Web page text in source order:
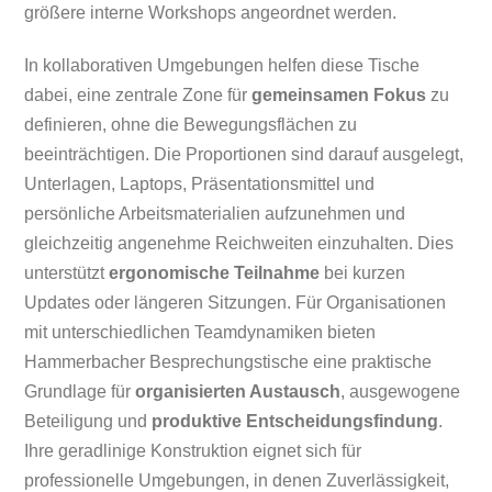
größere interne Workshops angeordnet werden.
In kollaborativen Umgebungen helfen diese Tische
dabei, eine zentrale Zone fürgemeinsamen Fokus zu
definieren, ohne die Bewegungsflächen zu
beeinträchtigen. Die Proportionen sind darauf ausgelegt,
Unterlagen, Laptops, Präsentationsmittel und
persönliche Arbeitsmaterialien aufzunehmen und
gleichzeitig angenehme Reichweiten einzuhalten. Dies
unterstütztergonomische Teilnahme bei kurzen
Updates oder längeren Sitzungen. Für Organisationen
mit unterschiedlichen Teamdynamiken bieten
Hammerbacher Besprechungstische eine praktische
Grundlage fürorganisierten Austausch, ausgewogene
Beteiligung und produktive Entscheidungsfindung.
Ihre geradlinige Konstruktion eignet sich für
professionelle Umgebungen, in denen Zuverlässigkeit,